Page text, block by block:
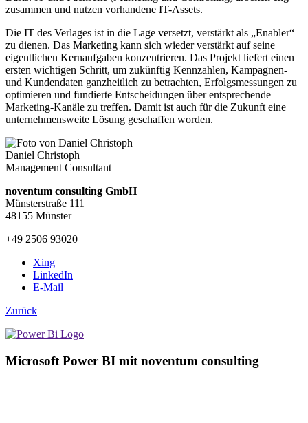
zusammen und nutzen vorhandene IT-Assets.
Die IT des Verlages ist in die Lage versetzt, verstärkt als „Enabler“
zu dienen. Das Marketing kann sich wieder verstärkt auf seine
eigentlichen Kernaufgaben konzentrieren. Das Projekt liefert einen
ersten wichtigen Schritt, um zukünftig Kennzahlen, Kampagnen-
und Kundendaten ganzheitlich zu betrachten, Erfolgsmessungen zu
optimieren und fundierte Entscheidungen über entsprechende
Marketing-Kanäle zu treffen. Damit ist auch für die Zukunft eine
unternehmensweite Lösung geschaffen worden.
Daniel Christoph
Management Consultant
noventum consulting GmbH
Münsterstraße 111
48155 Münster
+49 2506 93020
Xing
LinkedIn
E-Mail
Zurück
Microsoft Power BI mit noventum consulting